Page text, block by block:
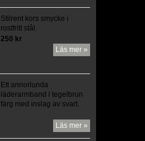
Stilrent kors smycke i
rostfritt stål.
250 kr
Läs mer »
Ett annorlunda
läderarmband i tegelbrun
färg med inslag av svart.
Läs mer »